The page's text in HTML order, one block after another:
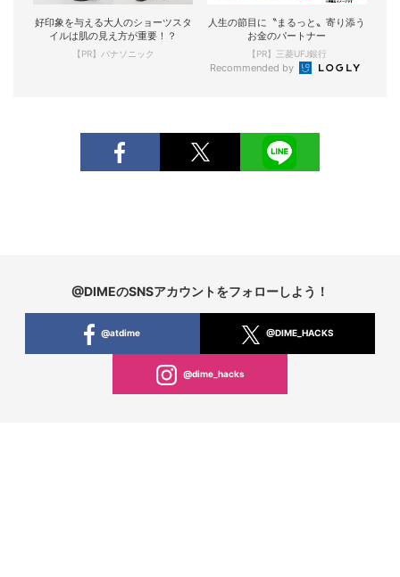
好印象を与える大人のショーツスタ
イルは肌の見え方が重要！？
【PR】パナソニック
人生の節目に〝まるっと〟寄り添う
お金のパートナー
【PR】三菱UFJ銀行
Recommended by
@DIMEのSNSアカウントをフォローしよう！
@atdime @DIME_HACKS
@dime_hacks